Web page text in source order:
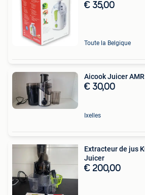
€ 35,00
Toute la Belgique
Aicook Juicer
€ 30,00
Ixelles
Extracteur de jus
Juicer
€ 200,00